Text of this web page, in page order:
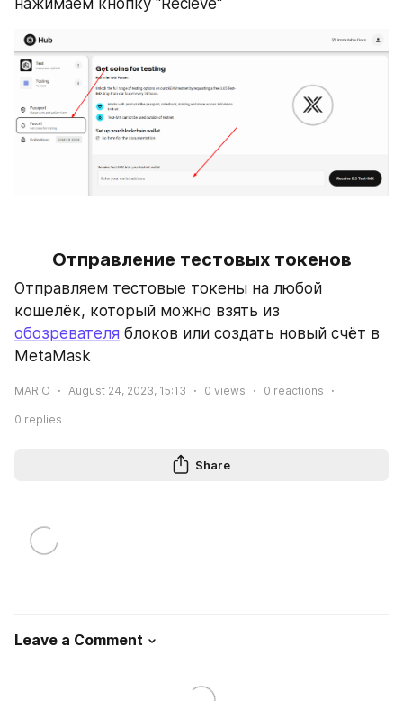
Отправление тестовых токенов
Отправляем тестовые токены на любой
обозревателя блоков или создать новый счёт в
MetaMask
MAR!O August 24, 2023, 15:13 0 views 0 reactions
0 replies
Share
Leave a Comment